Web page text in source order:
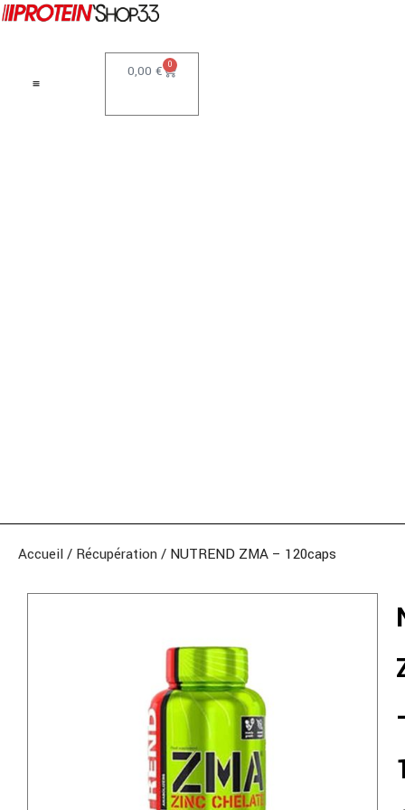
0,00€ 0
Accueil/ Récupération/ NUTREND ZMA – 120caps